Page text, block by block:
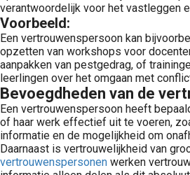
verantwoordelijk voor het vastleggen
Voorbeeld:
Een vertrouwenspersoon kan
opzetten van workshops voor
aanpakken van pestgedrag, of
leerlingen over het omgaan met
Bevoegdheden van de
Een vertrouwenspersoon heeft
of haar werk effectief uit te voeren,
informatie en de mogelijkheid om
Daarnaast is vertrouwelijkheid van
vertrouwenspersonen werken